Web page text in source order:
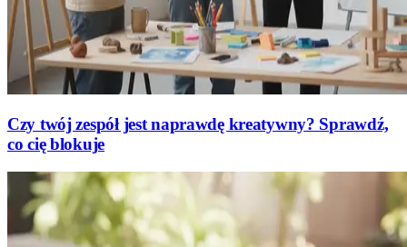
Czy twój zespół jest naprawdę kreatywny? Sprawdź,
co cię blokuje